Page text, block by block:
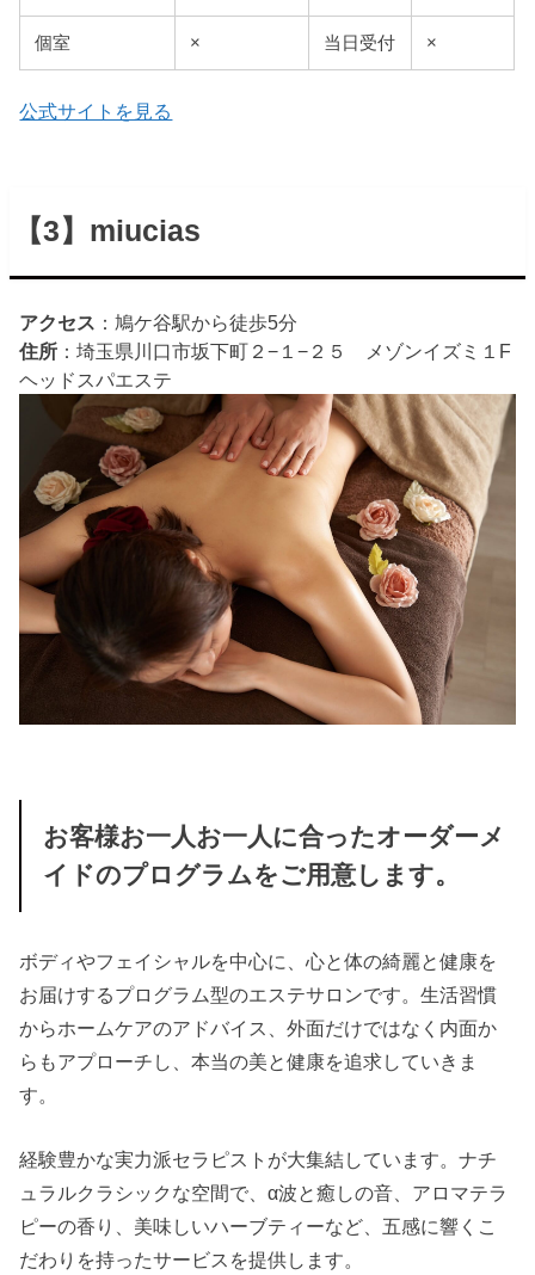
個室 × 当日受付 ×
公式サイトを見る
【3】miucias
アクセス ：鳩ケ谷駅から徒歩5分
住所 ：埼玉県川口市坂下町２−１−２５ メゾンイズミ１F
ヘッドスパエステ
お客様お一人お一人に合ったオーダーメ
イドのプログラムをご用意します。
ボディやフェイシャルを中心に、心と体の綺麗と健康を
お届けするプログラム型のエステサロンです。生活習慣
からホームケアのアドバイス、外面だけではなく内面か
らもアプローチし、本当の美と健康を追求していきま
す。
経験豊かな実力派セラピストが大集結しています。ナチ
ュラルクラシックな空間で、α波と癒しの音、アロマテラ
ピーの香り、美味しいハーブティーなど、五感に響くこ
だわりを持ったサービスを提供します。